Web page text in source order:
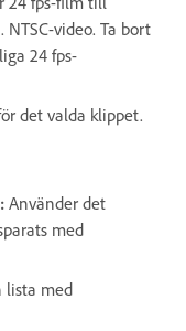
NTSC-video. Ta bort
24 fps-
det valda klippet.
Använder det
med
lista med